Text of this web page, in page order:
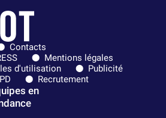
Contacts
Mentions légales
d'utilisation
Publicité
Recrutement
en